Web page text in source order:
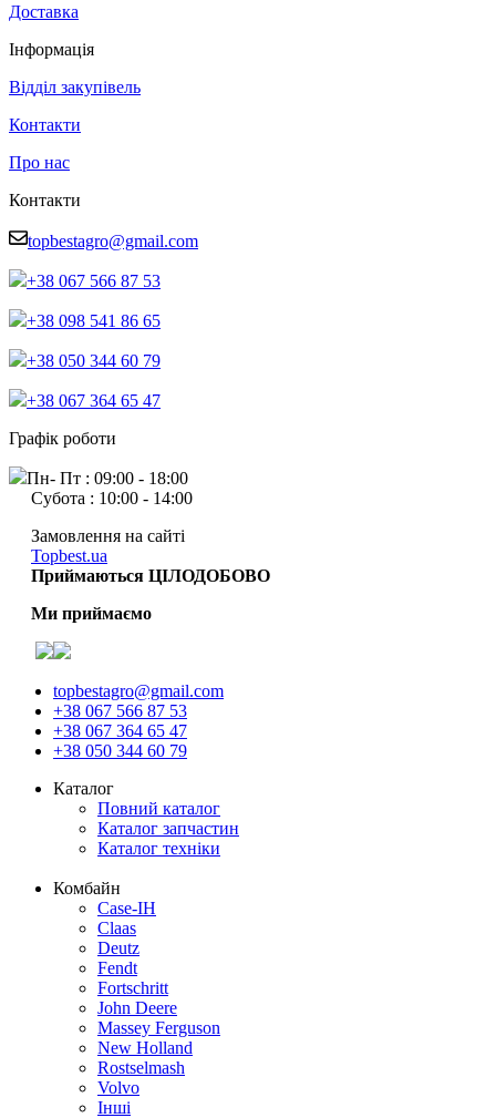
Доставка
Інформація
Відділ закупівель
Контакти
Про нас
Контакти
topbestagro@gmail.com
+38 067 566 87 53
+38 098 541 86 65
+38 050 344 60 79
+38 067 364 65 47
Графік роботи
Пн- Пт : 09:00 - 18:00
Субота : 10:00 - 14:00
Замовлення на сайті
Topbest.ua
Приймаються ЦІЛОДОБОВО
Ми приймаємо
topbestagro@gmail.com
+38 067 566 87 53
+38 067 364 65 47
+38 050 344 60 79
Каталог
Повний каталог
Каталог запчастин
Каталог техніки
Комбайн
Case-IH
Claas
Deutz
Fendt
Fortschritt
John Deere
Massey Ferguson
New Holland
Rostselmash
Volvo
Інші